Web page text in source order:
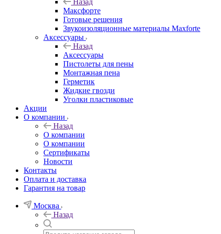
Назад
Максфорте
Готовые решения
Звукоизоляционные материалы Maxforte
Аксессуары
Назад
Аксессуары
Пистолеты для пены
Монтажная пена
Герметик
Жидкие гвозди
Уголки пластиковые
Акции
О компании
Назад
О компании
О компании
Сертификаты
Новости
Контакты
Оплата и доставка
Гарантия на товар
Москва
Назад